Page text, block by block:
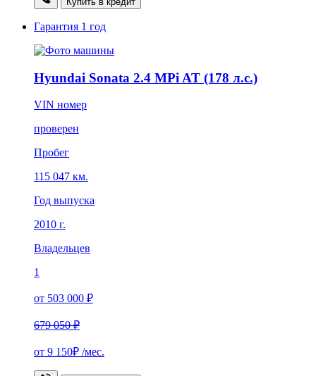
Гарантия 1 год
Hyundai Sonata 2.4 MPi AT (178 л.с.)
VIN номер
проверен
Пробег
115 047 км.
Год выпуска
2010 г.
Владельцев
1
от 503 000 ₽
679 050 ₽
от 9 150₽ /мес.